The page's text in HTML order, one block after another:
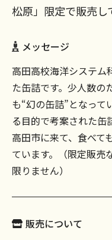
松原」限定で販売し
メッセージ
高田高校海洋システム
た缶詰です。少人数の
も“幻の缶詰”となって
る目的で考案された缶
高田市に来て、食べて
ています。（限定販売
限りません）
販売について